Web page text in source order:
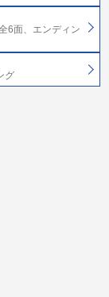
6面、エンディン
グ